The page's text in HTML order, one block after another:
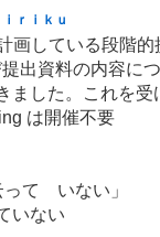
ｒｉｋｕ
画している段階
出資料の内容に
ました。これを受
は開催不要
って いない」
いない